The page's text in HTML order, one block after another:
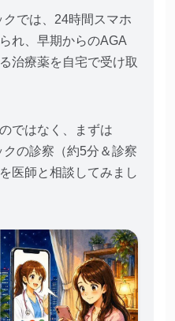
では、24時間スマホ
れ、早期からのAGA
治療薬を自宅で受け取
ではなく、まずは
の診察（約5分＆診察
医師と相談してみまし